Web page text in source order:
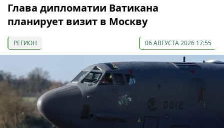
Глава дипломатии Ватикана
планирует визит в Москву
РЕГИОН 06 АВГУСТА 2026 17:55